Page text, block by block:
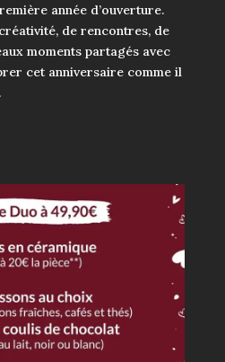
année d’ouverture.
de rencontres, de
moments partagés avec
cet anniversaire comme il